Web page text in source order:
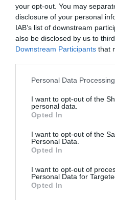
your opt-out. You may
disclosure of your personal
IAB’s list of downstream
also be disclosed by us to
Downstream Participants that
Please note that this website/
not limited to your visit or
grant or deny consent to
use your data for below
consent section.
Personal Data
I want to opt-out of the
personal data.
Opted In
I want to opt-out of the
Personal Data.
Opted In
I want to opt-out of
Personal Data for
Opted In
ΕΛΛΑΔΑ